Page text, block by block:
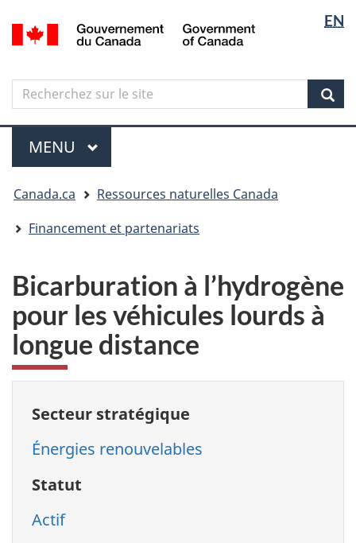
Aller
au
principal
Skip
to
government"
Passer
à
version
simplifiée
langue
EN
Canada
Search
Recherchez
sur
le
site
Menu
MENU PRINCIPAL
êtes
ici
Canada.ca
Ressources naturelles Canada
Financement et partenariats
Bicarburation à l’hydrogène
pour les véhicules lourds à
longue distance
Secteur stratégique
Énergies renouvelables
Statut
Actif